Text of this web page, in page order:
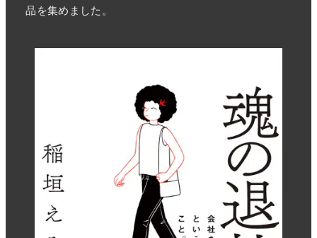
品を集めました。